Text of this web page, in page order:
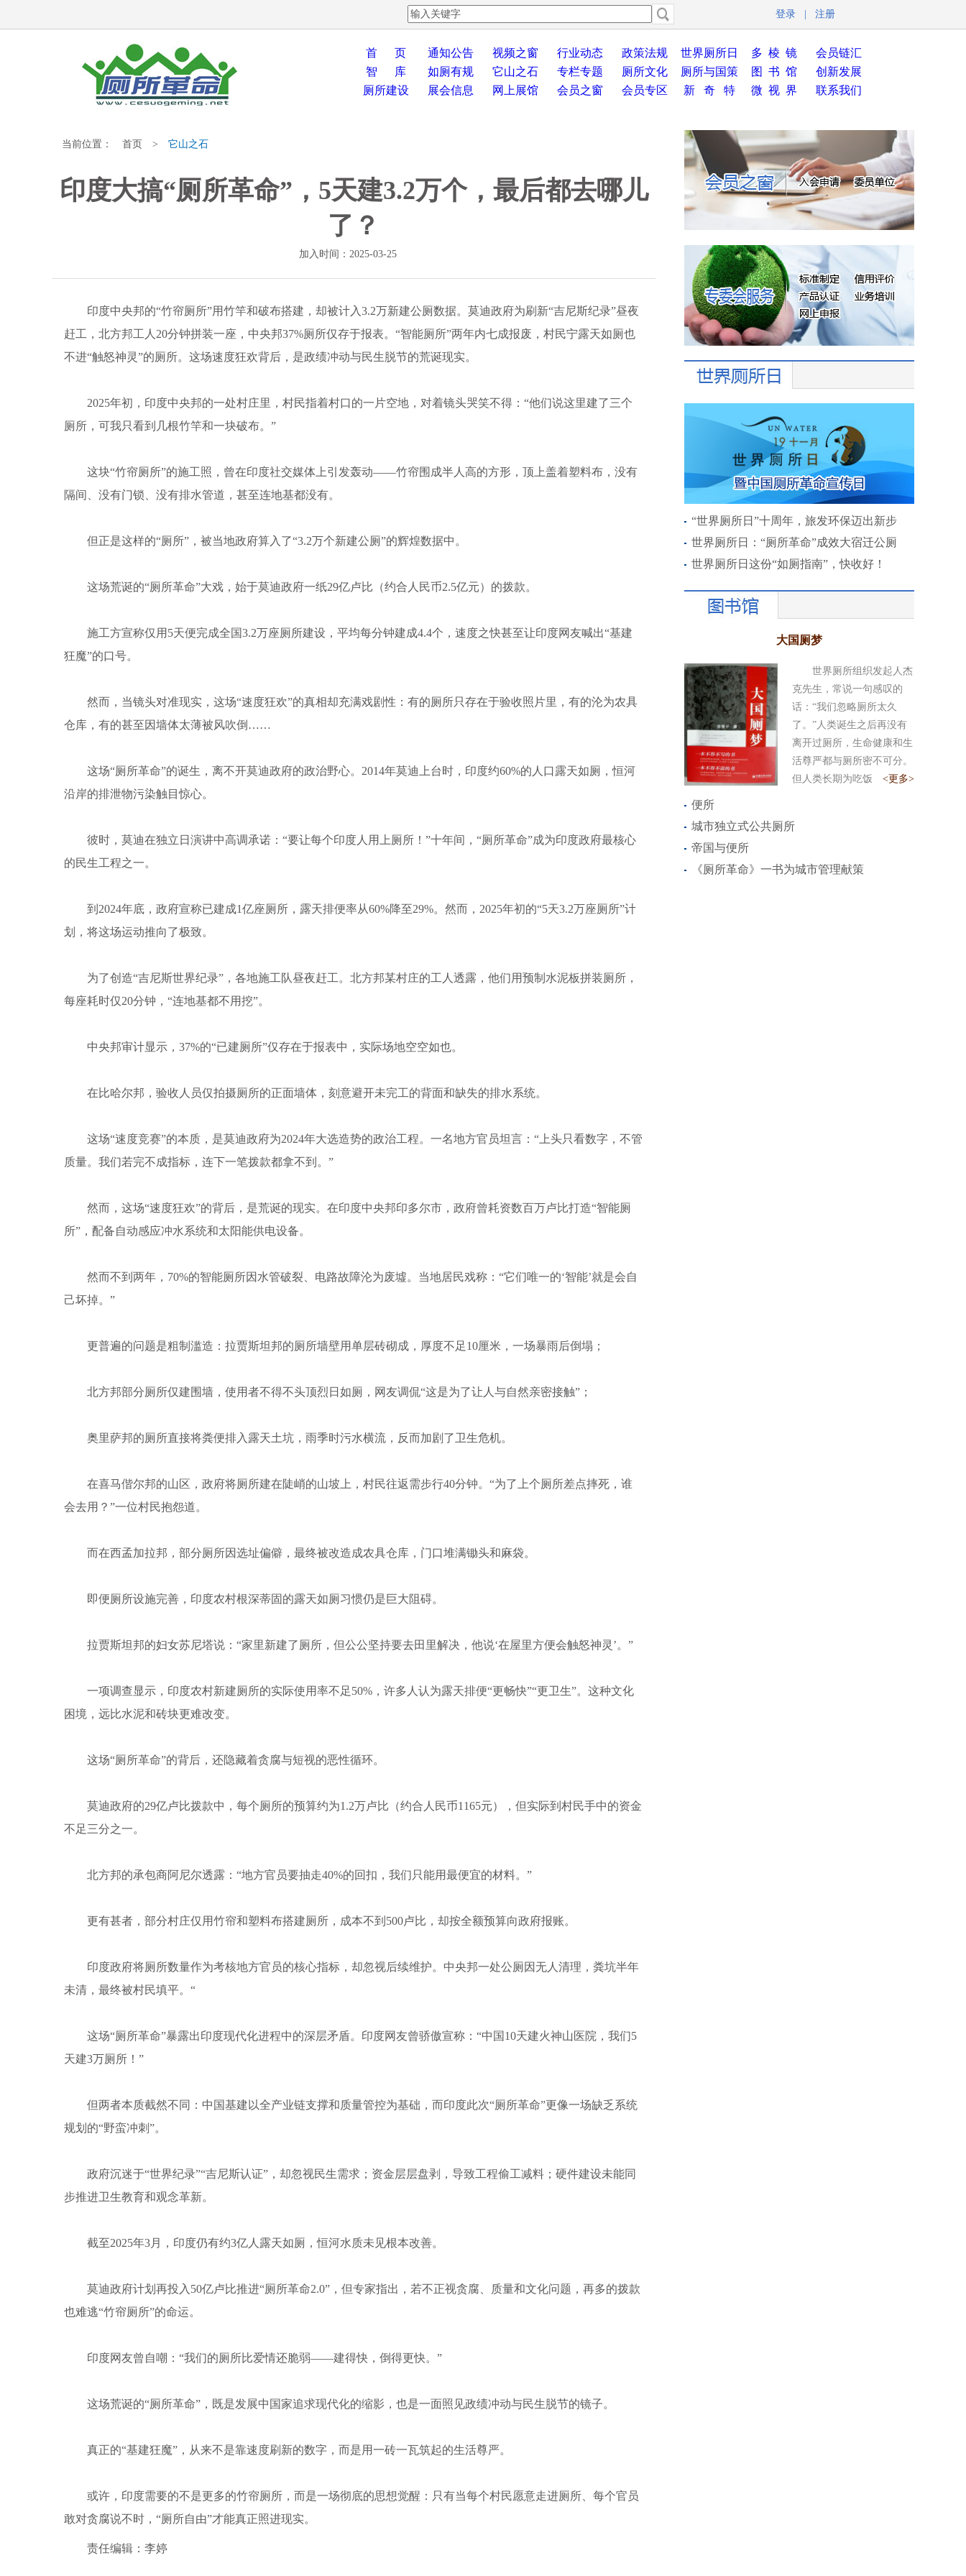
登录 注册
首 页 通知公告 视频之窗 行业动态 政策法规 世界厕所日 多 棱 镜
会员链汇
智 库
如厕有规 它山之石 专栏专题 厕所文化 厕所与国策 图 书 馆
创新发展
厕所建设
展会信息 网上展馆 会员之窗 会员专区 新 奇 特 微 视 界 联系我们
当前位置： 首页 > 它山之石
印度大搞“厕所革命”，5天建3.2万个，最后都去哪儿
了？
加入时间：2025-03-25
印度中央邦的“竹帘厕所”用竹竿和破布搭建，却被计入3.2万新建公厕数据。莫迪政府为刷新“吉尼斯纪录”昼夜
赶工，北方邦工人20分钟拼装一座，中央邦37%厕所仅存于报表。“智能厕所”两年内七成报废，村民宁露天如厕也
不进“触怒神灵”的厕所。这场速度狂欢背后，是政绩冲动与民生脱节的荒诞现实。
2025年初，印度中央邦的一处村庄里，村民指着村口的一片空地，对着镜头哭笑不得：“他们说这里建了三个
厕所，可我只看到几根竹竿和一块破布。”
这块“竹帘厕所”的施工照，曾在印度社交媒体上引发轰动——竹帘围成半人高的方形，顶上盖着塑料布，没有
隔间、没有门锁、没有排水管道，甚至连地基都没有。
但正是这样的“厕所”，被当地政府算入了“3.2万个新建公厕”的辉煌数据中。
这场荒诞的“厕所革命”大戏，始于莫迪政府一纸29亿卢比（约合人民币2.5亿元）的拨款。
施工方宣称仅用5天便完成全国3.2万座厕所建设，平均每分钟建成4.4个，速度之快甚至让印度网友喊出“基建
狂魔”的口号。
然而，当镜头对准现实，这场“速度狂欢”的真相却充满戏剧性：有的厕所只存在于验收照片里，有的沦为农具
仓库，有的甚至因墙体太薄被风吹倒……
这场“厕所革命”的诞生，离不开莫迪政府的政治野心。2014年莫迪上台时，印度约60%的人口露天如厕，恒河
沿岸的排泄物污染触目惊心。
彼时，莫迪在独立日演讲中高调承诺：“要让每个印度人用上厕所！”十年间，“厕所革命”成为印度政府最核心
的民生工程之一。
到2024年底，政府宣称已建成1亿座厕所，露天排便率从60%降至29%。然而，2025年初的“5天3.2万座厕所”计
划，将这场运动推向了极致。
为了创造“吉尼斯世界纪录”，各地施工队昼夜赶工。北方邦某村庄的工人透露，他们用预制水泥板拼装厕所，
每座耗时仅20分钟，“连地基都不用挖”。
中央邦审计显示，37%的“已建厕所”仅存在于报表中，实际场地空空如也。
在比哈尔邦，验收人员仅拍摄厕所的正面墙体，刻意避开未完工的背面和缺失的排水系统。
这场“速度竞赛”的本质，是莫迪政府为2024年大选造势的政治工程。一名地方官员坦言：“上头只看数字，不管
质量。我们若完不成指标，连下一笔拨款都拿不到。”
然而，这场“速度狂欢”的背后，是荒诞的现实。在印度中央邦印多尔市，政府曾耗资数百万卢比打造“智能厕
所”，配备自动感应冲水系统和太阳能供电设备。
然而不到两年，70%的智能厕所因水管破裂、电路故障沦为废墟。当地居民戏称：“它们唯一的‘智能’就是会自
己坏掉。”
更普遍的问题是粗制滥造：拉贾斯坦邦的厕所墙壁用单层砖砌成，厚度不足10厘米，一场暴雨后倒塌；
北方邦部分厕所仅建围墙，使用者不得不头顶烈日如厕，网友调侃“这是为了让人与自然亲密接触”；
奥里萨邦的厕所直接将粪便排入露天土坑，雨季时污水横流，反而加剧了卫生危机。
在喜马偕尔邦的山区，政府将厕所建在陡峭的山坡上，村民往返需步行40分钟。“为了上个厕所差点摔死，谁
会去用？”一位村民抱怨道。
而在西孟加拉邦，部分厕所因选址偏僻，最终被改造成农具仓库，门口堆满锄头和麻袋。
即便厕所设施完善，印度农村根深蒂固的露天如厕习惯仍是巨大阻碍。
拉贾斯坦邦的妇女苏尼塔说：“家里新建了厕所，但公公坚持要去田里解决，他说‘在屋里方便会触怒神灵’。”
一项调查显示，印度农村新建厕所的实际使用率不足50%，许多人认为露天排便“更畅快”“更卫生”。这种文化
困境，远比水泥和砖块更难改变。
这场“厕所革命”的背后，还隐藏着贪腐与短视的恶性循环。
莫迪政府的29亿卢比拨款中，每个厕所的预算约为1.2万卢比（约合人民币1165元），但实际到村民手中的资金
不足三分之一。
北方邦的承包商阿尼尔透露：“地方官员要抽走40%的回扣，我们只能用最便宜的材料。”
更有甚者，部分村庄仅用竹帘和塑料布搭建厕所，成本不到500卢比，却按全额预算向政府报账。
印度政府将厕所数量作为考核地方官员的核心指标，却忽视后续维护。中央邦一处公厕因无人清理，粪坑半年
未清，最终被村民填平。“
这场“厕所革命”暴露出印度现代化进程中的深层矛盾。印度网友曾骄傲宣称：“中国10天建火神山医院，我们5
天建3万厕所！”
但两者本质截然不同：中国基建以全产业链支撑和质量管控为基础，而印度此次“厕所革命”更像一场缺乏系统
规划的“野蛮冲刺”。
政府沉迷于“世界纪录”“吉尼斯认证”，却忽视民生需求；资金层层盘剥，导致工程偷工减料；硬件建设未能同
步推进卫生教育和观念革新。
截至2025年3月，印度仍有约3亿人露天如厕，恒河水质未见根本改善。
莫迪政府计划再投入50亿卢比推进“厕所革命2.0”，但专家指出，若不正视贪腐、质量和文化问题，再多的拨款
也难逃“竹帘厕所”的命运。
印度网友曾自嘲：“我们的厕所比爱情还脆弱——建得快，倒得更快。”
这场荒诞的“厕所革命”，既是发展中国家追求现代化的缩影，也是一面照见政绩冲动与民生脱节的镜子。
真正的“基建狂魔”，从来不是靠速度刷新的数字，而是用一砖一瓦筑起的生活尊严。
或许，印度需要的不是更多的竹帘厕所，而是一场彻底的思想觉醒：只有当每个村民愿意走进厕所、每个官员
敢对贪腐说不时，“厕所自由”才能真正照进现实。
责任编辑：李婷
“世界厕所日”十周年，旅发环保迈出新步
世界厕所日：“厕所革命”成效大宿迁公厕
世界厕所日这份“如厕指南”，快收好！
大国厕梦
世界厕所组织发起人杰
克先生，常说一句感叹的
话：“我们忽略厕所太久
了。”人类诞生之后再没有
离开过厕所，生命健康和生
活尊严都与厕所密不可分。
但人类长期为吃饭 <更多>
便所
城市独立式公共厕所
帝国与便所
《厕所革命》一书为城市管理献策